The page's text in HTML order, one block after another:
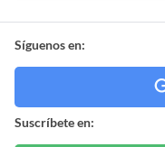
Síguenos en:
Suscríbete en: